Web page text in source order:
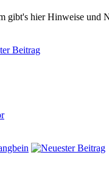
gibt's hier Hinweise und